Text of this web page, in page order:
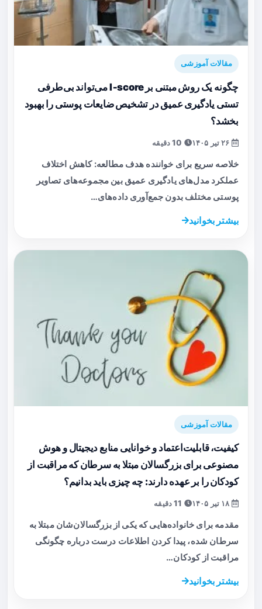
مقالات آموزشی
چگونه یک روش مبتنی بر I‑score می‌تواند بی‌طرفی
تستی یادگیری عمیق در تشخیص ضایعات پوستی را بهبود
بخشد؟
خلاصه سریع برای خواننده هدف مطالعه: کاهش اختلاف
عملکرد مدل‌های یادگیری عمیق بین مجموعه‌های تصاویر
پوستی مختلف بدون جمع‌آوری داده‌های…
بیشتر بخوانید
مقالات آموزشی
کیفیت، قابلیت‌اعتماد و خوانایی منابع دیجیتال و هوش
مصنوعی برای بزرگسالان مبتلا به سرطان که مراقبت از
کودکان را بر عهده دارند: چه چیزی باید بدانیم؟
مقدمه برای خانواده‌هایی که یکی از بزرگسالان‌شان مبتلا به
سرطان شده، پیدا کردن اطلاعات درست درباره چگونگی
مراقبت از کودکان…
بیشتر بخوانید